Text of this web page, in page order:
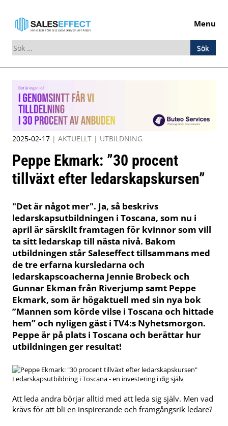
Menu
Sök
efter:
Skip
to
content
2025-02-17 | AKTUELLT | UTBILDNING
Peppe Ekmark: ”30 procent
tillväxt efter ledarskapskursen”
"Det är något mer". Ja, så beskrivs
ledarskapsutbildningen i Toscana, som nu i
april är särskilt framtagen för kvinnor som vill
ta sitt ledarskap till nästa nivå. Bakom
utbildningen står Saleseffect tillsammans med
de tre erfarna kursledarna och
ledarskapscoacherna Jennie Brobeck och
Gunnar Ekman från Riverjump samt Peppe
Ekmark, som är högaktuell med sin nya bok
”Mannen som körde vilse i Toscana och hittade
hem” och nyligen gäst i TV4:s Nyhetsmorgon.
Peppe är på plats i Toscana och berättar hur
utbildningen ger resultat!
Ledarskapsutbildning i Toscana - en investering i dig själv
Att leda andra börjar alltid med att leda sig själv. Men vad
krävs för att bli en inspirerande och framgångsrik ledare?